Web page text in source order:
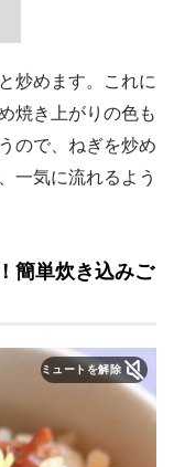
炒めます。これに
焼き上がりの色も
ので、ねぎを炒め
一気に流れるよう
簡単炊き込みご
ミュートを解除